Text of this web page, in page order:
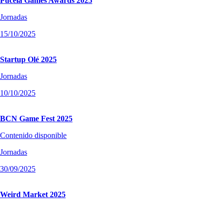
Jornadas
15/10/2025
Startup Olé 2025
Jornadas
10/10/2025
BCN Game Fest 2025
Contenido disponible
Jornadas
30/09/2025
Weird Market 2025